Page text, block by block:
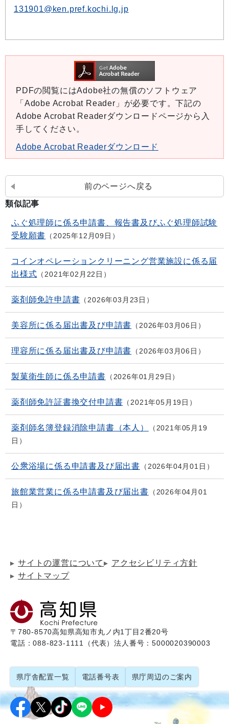
131901@ken.pref.kochi.lg.jp
PDFの閲覧にはAdobe社の無償のソフトウェア
「Adobe Acrobat Reader」が必要です。下記の
Adobe Acrobat Readerダウンロードページから入
手してください。
Adobe Acrobat Readerダウンロード
前のページへ戻る
類似記事
ふぐ処理師に係る申請書、報告書及びふぐ処理師試験
受験願書
2025年12月09日
コインオペレーションクリーニング営業施設に係る届
出様式
2021年02月22日
薬剤師免許申請書 2026年03月23日
美容所に係る届出書及び申請書 2026年03月06日
理容所に係る届出書及び申請書 2026年03月06日
製菓衛生師に係る申請書 2026年01月29日
薬剤師免許証書換交付申請書 2021年05月19日
薬剤師名簿登録消除申請書（本人）
2021年05月19
日
公衆浴場に係る申請書及び届出書 2026年04月01日
旅館業営業に係る申請書及び届出書
2026年04月01
日
サイトの運営について
アクセシビリティ方針
サイトマップ
〒780-8570高知県高知市丸ノ内1丁目2番20号
電話：088-823-1111（代表）法人番号：5000020390003
県庁舎配置一覧 電話番号表 県庁周辺のご案内